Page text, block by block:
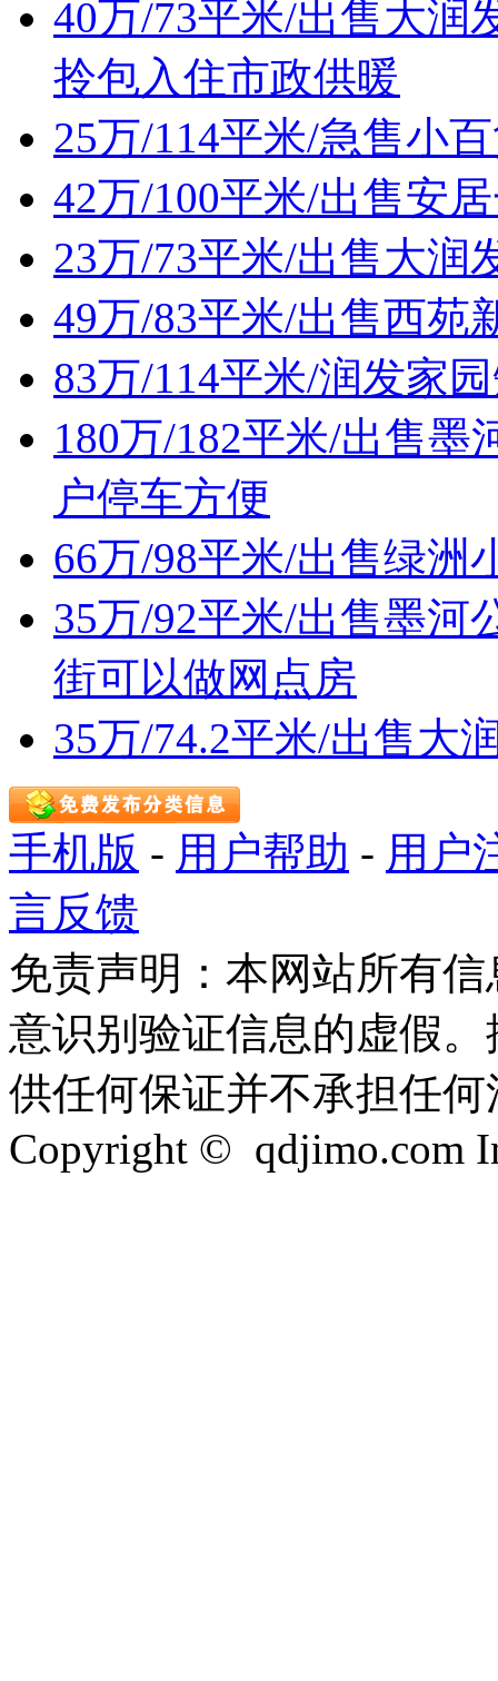
40万/73平米/出售大润
拎包入住市政供暖
25万/114平米/急售小
42万/100平米/出售安
23万/73平米/出售大润
49万/83平米/出售西苑
83万/114平米/润发家
180万/182平米/出售
户停车方便
66万/98平米/出售绿洲
35万/92平米/出售墨河
街可以做网点房
35万/74.2平米/出售大
手机版 - 用户帮助 - 用户
言反馈
免责声明：本网站所有
意识别验证信息的虚假
供任何保证并不承担任
Copyright © qdjimo.com